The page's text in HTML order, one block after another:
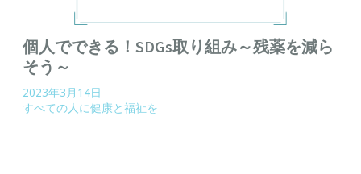
個人でできる！SDGs取り組み～残薬を減ら
そう～
2023年3月14日
すべての人に健康と福祉を